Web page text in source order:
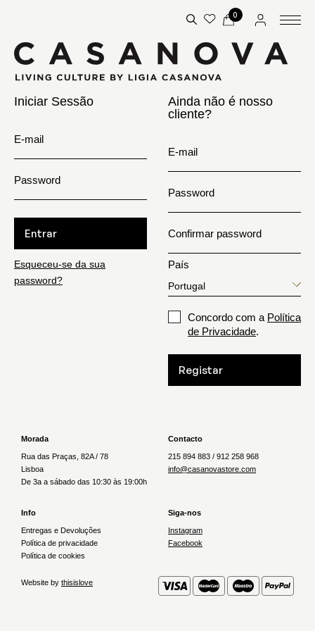
0
Iniciar Sessão
E-mail
Password
Entrar
Esqueceu-se da sua
password?
Ainda não é nosso
cliente?
E-mail
Password
Confirmar password
País
Concordo com a Política
de Privacidade.
Registar
Morada
Rua das Praças, 82A / 78
Lisboa
De 3a a sábado das 10:30 às 19:00h
Contacto
215 894 883 / 912 258 968
info@casanovastore.com
Info
Entregas e Devoluções
Política de privacidade
Política de cookies
Siga-nos
Instagram
Facebook
Website by thisislove